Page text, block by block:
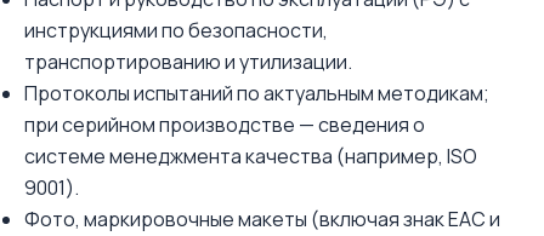
инструкциями по безопасности,
транспортированию и утилизации.
Протоколы испытаний по актуальным методикам;
при серийном производстве — сведения о
системе менеджмента качества (например, ISO
9001).
Фото, маркировочные макеты (включая знак EAC и